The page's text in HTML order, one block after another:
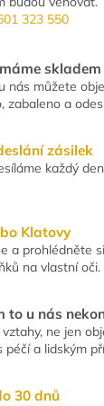
323 550
skladem
nás můžete
zabaleno a
zásilek
každý
Klatovy
a prohlédněte
na vlastní oči.
to u nás
ne jen
péčí a lidským
30 dnů